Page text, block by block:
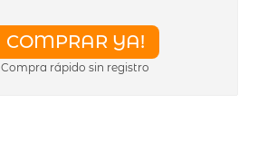
COMPRAR YA!
Compra rápido sin registro